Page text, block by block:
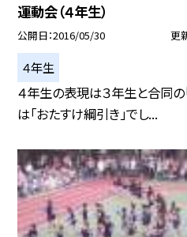
運動会（４年生）
公開日 2016/05/30 更
４年生
４年生の表現は３年生と合同の
は「おたすけ綱引き」でし...